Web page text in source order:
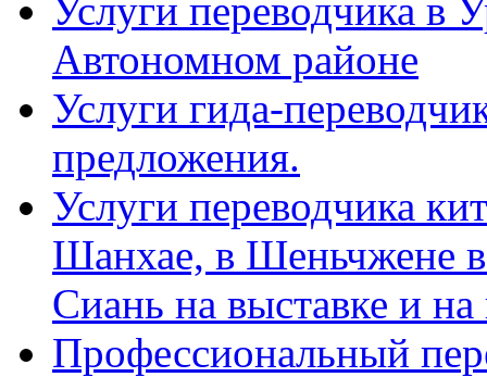
Услуги переводчика в
Автономном районе
Услуги гида-
предложения.
Услуги переводчика
Шанхае, в Шеньчжене
Сиань на выставке и
Профессиональный